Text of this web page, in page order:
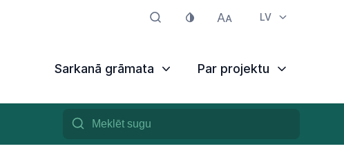
LV
Sarkanā grāmata Par projektu